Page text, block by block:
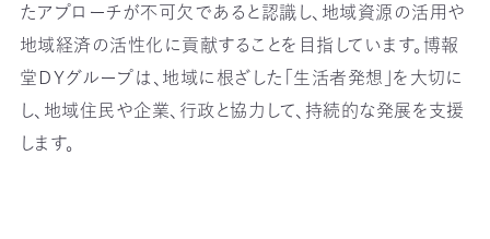
たアプローチが不可欠であると認識し、地域資源の活用や
地域経済の活性化に貢献することを目指しています。博報
堂ＤＹグループは、地域に根ざした「生活者発想」を大切に
し、地域住民や企業、行政と協力して、持続的な発展を支援
します。